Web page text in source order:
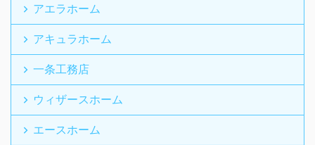
アエラホーム
アキュラホーム
一条工務店
ウィザースホーム
エースホーム